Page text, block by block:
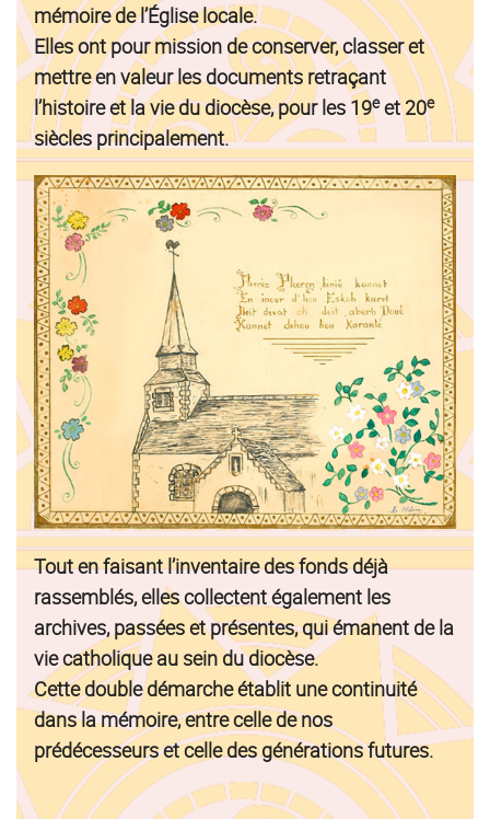
mémoire de l’Église locale.
Elles ont pour mission de conserver, classer et
mettre en valeur les documents retraçant
l’histoire et la vie du diocèse, pour les 19eet 20e
siècles principalement.
Tout en faisant l’inventaire des fonds déjà
rassemblés, elles collectent également les
archives, passées et présentes, qui émanent de la
vie catholique au sein du diocèse.
Cette double démarche établit une continuité
dans la mémoire, entre celle de nos
prédécesseurs et celle des générations futures.